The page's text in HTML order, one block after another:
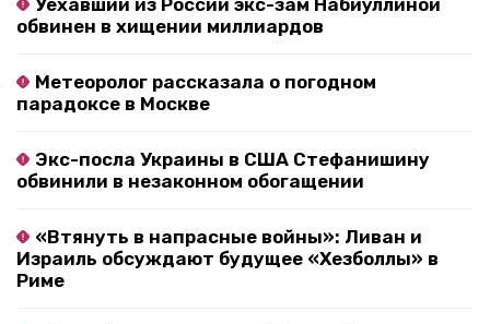
Уехавший из России экс-зам Набиуллиной
обвинен в хищении миллиардов
Метеоролог рассказала о погодном
парадоксе в Москве
Экс-посла Украины в США Стефанишину
обвинили в незаконном обогащении
«Втянуть в напрасные войны»: Ливан и
Израиль обсуждают будущее «Хезболлы» в
Риме